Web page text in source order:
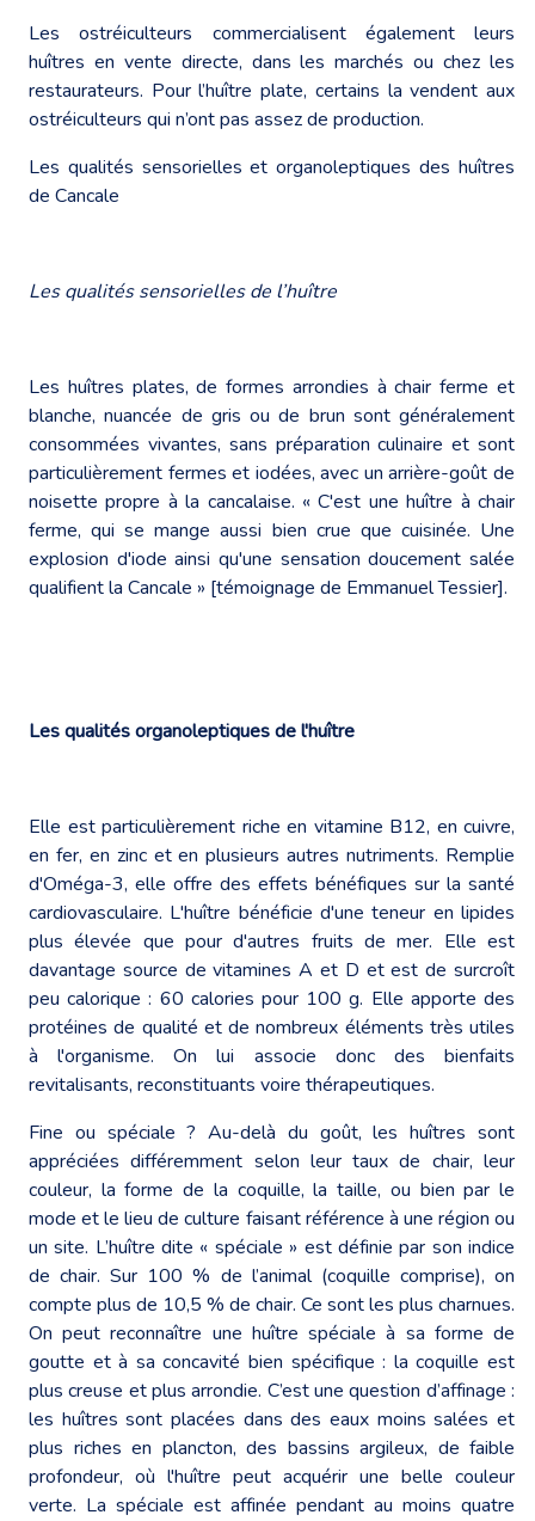
Les ostréiculteurs commercialisent également leurs
huîtres en vente directe, dans les marchés ou chez les
restaurateurs. Pour l’huître plate, certains la vendent aux
ostréiculteurs qui n’ont pas assez de production.
Les qualités sensorielles et organoleptiques des huîtres
de Cancale
Les qualités sensorielles de l’huître
Les huîtres plates, de formes arrondies à chair ferme et
blanche, nuancée de gris ou de brun sont généralement
consommées vivantes, sans préparation culinaire et sont
particulièrement fermes et iodées, avec un arrière-goût de
noisette propre à la cancalaise. « C'est une huître à chair
ferme, qui se mange aussi bien crue que cuisinée. Une
explosion d'iode ainsi qu'une sensation doucement salée
qualifient la Cancale » [témoignage de Emmanuel Tessier].
Les qualités organoleptiques de l'huître
Elle est particulièrement riche en vitamine B12, en cuivre,
en fer, en zinc et en plusieurs autres nutriments. Remplie
d'Oméga-3, elle offre des effets bénéfiques sur la santé
cardiovasculaire. L'huître bénéficie d'une teneur en lipides
plus élevée que pour d'autres fruits de mer. Elle est
davantage source de vitamines A et D et est de surcroît
peu calorique : 60 calories pour 100 g. Elle apporte des
protéines de qualité et de nombreux éléments très utiles
à l'organisme. On lui associe donc des bienfaits
revitalisants, reconstituants voire thérapeutiques.
Fine ou spéciale ? Au-delà du goût, les huîtres sont
appréciées différemment selon leur taux de chair, leur
couleur, la forme de la coquille, la taille, ou bien par le
mode et le lieu de culture faisant référence à une région ou
un site. L’huître dite « spéciale » est définie par son indice
de chair. Sur 100 % de l’animal (coquille comprise), on
compte plus de 10,5 % de chair. Ce sont les plus charnues.
On peut reconnaître une huître spéciale à sa forme de
goutte et à sa concavité bien spécifique : la coquille est
plus creuse et plus arrondie. C’est une question d’affinage :
les huîtres sont placées dans des eaux moins salées et
plus riches en plancton, des bassins argileux, de faible
profondeur, où l'huître peut acquérir une belle couleur
verte. La spéciale est affinée pendant au moins quatre